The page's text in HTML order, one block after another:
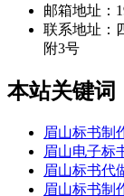
邮箱地址：
联系地址：
附3号
本站关键词
眉山标书制
眉山电子标
眉山标书代
眉山标书制